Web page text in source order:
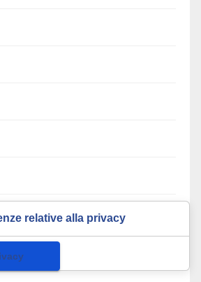
relative alla privacy